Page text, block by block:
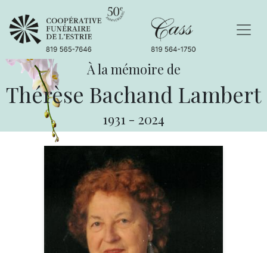
À la mémoire de
Thérèse Bachand Lambert
1931 - 2024